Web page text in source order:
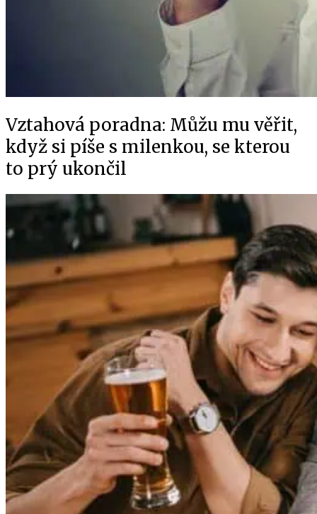
Vztahová poradna: Můžu mu věřit,
když si píše s milenkou, se kterou
to prý ukončil